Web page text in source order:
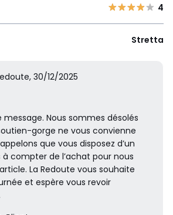
4
Stretta
30/12/2025
Nous sommes désolés
gorge ne vous convienne
que vous disposez d’un
à compter de l’achat pour nous
La Redoute vous souhaite
et espère vous revoir